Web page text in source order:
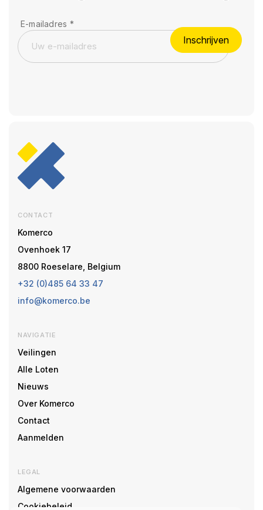
E-mailadres *
Inschrijven
CONTACT
Komerco
Ovenhoek 17
8800 Roeselare, Belgium
+32 (0)485 64 33 47
info@komerco.be
NAVIGATIE
Veilingen
Alle Loten
Nieuws
Over Komerco
Contact
Aanmelden
LEGAL
Algemene voorwaarden
Cookiebeleid